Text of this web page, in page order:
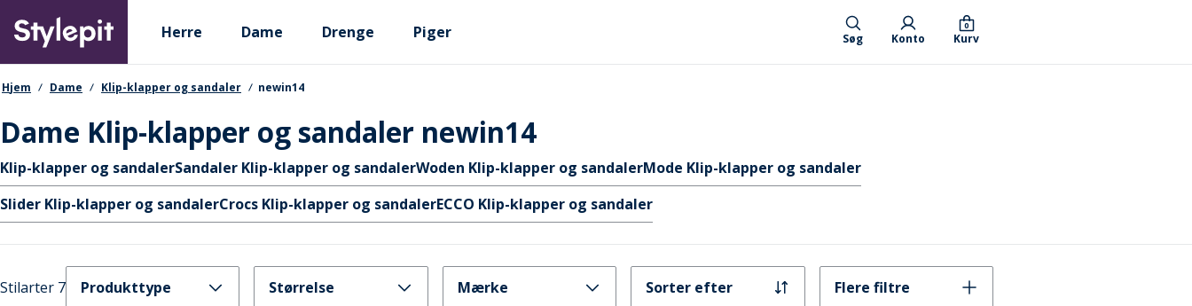
main
content
Primary departments
Herre Dame Drenge Piger Søg Konto Kurv
0
navigationssti
Hjem Dame Klip-klapper og sandaler newin14
Dame Klip-klapper og sandaler newin14
Hurtige links
Klip-klapper og sandalerSandaler Klip-klapper og sandalerWoden Klip-klapper og sandalerMode Klip-klapper og sandaler
Slider Klip-klapper og sandalerCrocs Klip-klapper og sandalerECCO Klip-klapper og sandaler
Stilarter 7 Produkttype Størrelse Mærke Sorter efter Flere filtre